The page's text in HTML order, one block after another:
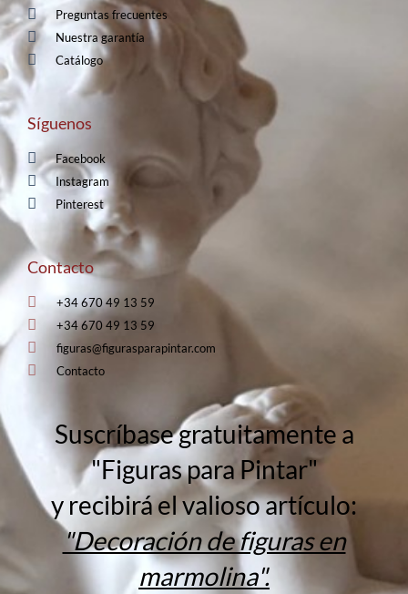
Preguntas frecuentes
Nuestra garantía
Catálogo
Síguenos
Facebook
Instagram
Pinterest
Contacto
+34 670 49 13 59
+34 670 49 13 59
figuras@figurasparapintar.com
Contacto
Suscríbase gratuitamente a
"Figuras para Pintar"
y recibirá el valioso artículo:
"Decoración de figuras en
marmolina".